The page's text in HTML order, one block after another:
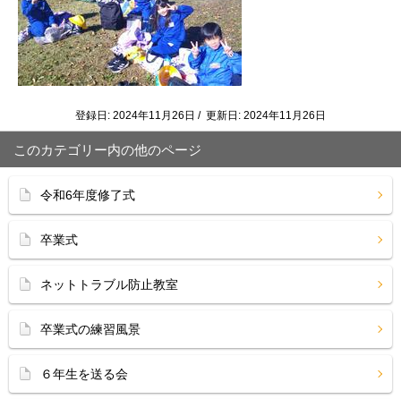
登録日: 2024年11月26日 / 更新日: 2024年11月26日
このカテゴリー内の他のページ
令和6年度修了式
卒業式
ネットトラブル防止教室
卒業式の練習風景
６年生を送る会